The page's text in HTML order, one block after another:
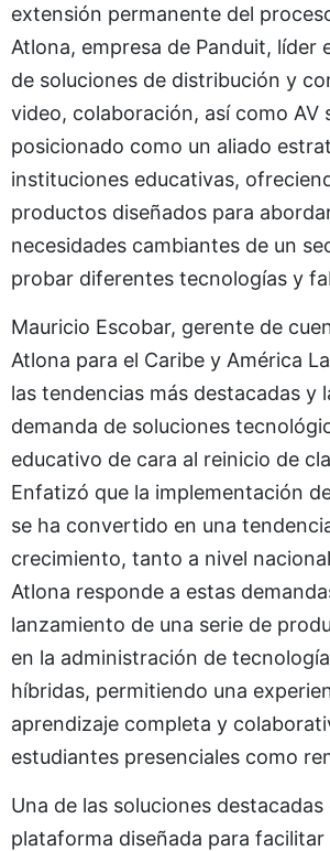
extensión permanente del
Atlona, empresa de Panduit, líder
de soluciones de distribución y
video, colaboración, así como AV
posicionado como un aliado
instituciones educativas,
productos diseñados para
necesidades cambiantes de un
probar diferentes tecnologías y
Mauricio Escobar, gerente de
Atlona para el Caribe y América
las tendencias más destacadas y
demanda de soluciones
educativo de cara al reinicio de
Enfatizó que la implementación
se ha convertido en una
crecimiento, tanto a nivel
Atlona responde a estas
lanzamiento de una serie de
en la administración de
híbridas, permitiendo una
aprendizaje completa y
estudiantes presenciales como
Una de las soluciones destacadas
plataforma diseñada para